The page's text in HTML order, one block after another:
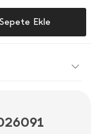
Sepete Ekle